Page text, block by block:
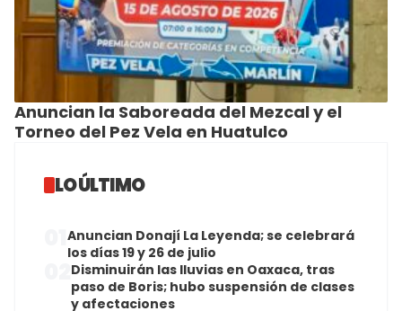
Anuncian la Saboreada del Mezcal y el
Torneo del Pez Vela en Huatulco
LO ÚLTIMO
Anuncian Donají La Leyenda; se celebrará
los días 19 y 26 de julio
Disminuirán las lluvias en Oaxaca, tras
paso de Boris; hubo suspensión de clases
y afectaciones